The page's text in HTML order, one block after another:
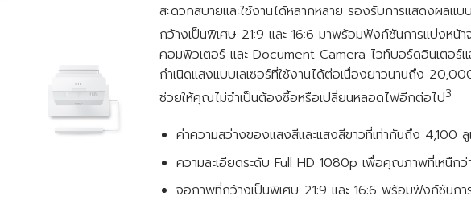
สะดวกสบายและใช้งานได้หลากหลาย รองรับการแสดงผลแ
กว้างเป็นพิเศษ 21:9 และ 16:6 มาพร้อมฟังก์ชันการแบ่งหน้า
คอมพิวเตอร์ และ Document Camera ไวท์บอร์ดอินเตอ
กำเนิดแสงแบบเลเซอร์ที่ใช้งานได้ต่อเนื่องยาวนานถึง
ช่วยให้คุณไม่จำเป็นต้องซื้อหรือเปลี่ยนหลอดไฟอีกต่อไป3
ค่าความสว่างของแสงสีและแสงสีขาวที่เท่ากันถึง 4,100 ลู
ความละเอียดระดับ Full HD 1080p เพื่อคุณภาพที่เหนืกว่
จอภาพที่กว้างเป็นพิเศษ 21:9 และ 16:6 พร้อมฟังก์ชันกา